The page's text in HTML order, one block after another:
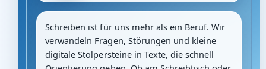
Schreiben ist für uns mehr als ein Beruf. Wir
verwandeln Fragen, Störungen und kleine
digitale Stolpersteine in Texte, die schnell